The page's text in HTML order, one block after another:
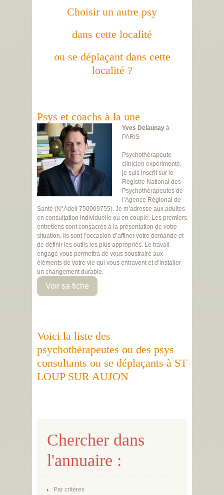
Choisir un autre psy
dans cette localité
ou se déplaçant dans cette
localité ?
Psys et coachs à la une
Yves Delaunay à
PARIS
Psychothérapeute
clinicien expérimenté,
je suis inscrit sur le
Registre National des
Psychothérapeutes de
l’Agence Régional de
Santé (N°Adeli 750009755). Je m’adresse aux adultes
en consultation individuelle ou en couple. Les premiers
entretiens sont consacrés à la présentation de votre
situation. Ils sont l’occasion d’affiner votre demande et
de définir les outils les plus appropriés. Le travail
engagé vous permettra de vous soustraire aux
éléments de votre vie qui vous entravent et d’installer
un changement durable.
Voir sa fiche
Voici la liste des
psychothérapeutes ou des psys
consultants ou se déplaçants à ST
LOUP SUR AUJON
Chercher dans
l'annuaire :
Par critères